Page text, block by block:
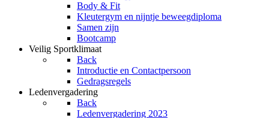
Body & Fit
Kleutergym en nijntje beweegdiploma
Samen zijn
Bootcamp
Veilig Sportklimaat
Back
Introductie en Contactpersoon
Gedragsregels
Ledenvergadering
Back
Ledenvergadering 2023